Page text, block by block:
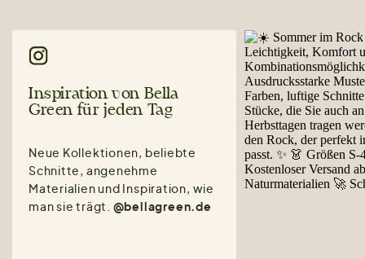
Inspiration von Bella
Green für jeden Tag
Neue Kollektionen, beliebte
Schnitte, angenehme
Materialien und Inspiration, wie
man sie trägt. @bellagreen.de